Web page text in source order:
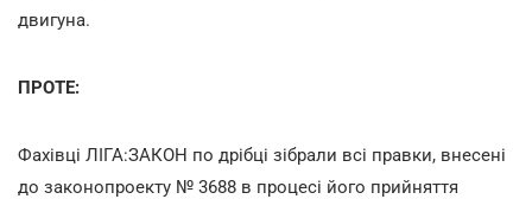
двигуна.
ПРОТЕ:
Фахівці ЛІГА:ЗАКОН по дрібці зібрали всі правки, внесені
до законопроекту № 3688 в процесі його прийняття